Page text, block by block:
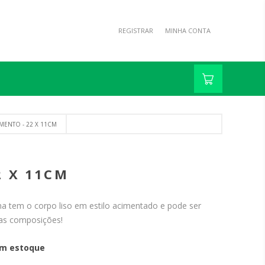
REGISTRAR MINHA CONTA
- 22 X 11CM
X 11CM
tem o corpo liso em estilo acimentado e pode ser
composições!
estoque